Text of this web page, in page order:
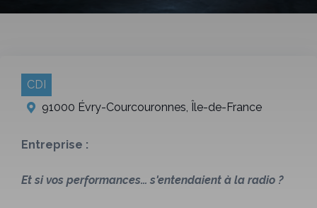
CDI
91000 Évry-Courcouronnes, Île-de-France
Entreprise :
Et si vos performances… s'entendaient à la radio ?